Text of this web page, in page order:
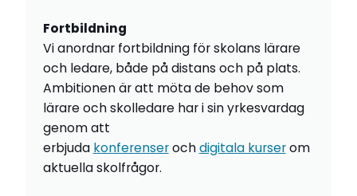
Fortbildning
Vi anordnar fortbildning för skolans lärare
och ledare, både på distans och på plats.
Ambitionen är att möta de behov som
lärare och skolledare har i sin yrkesvardag
genom att
erbjuda konferenserochdigitala kurserom
aktuella skolfrågor.